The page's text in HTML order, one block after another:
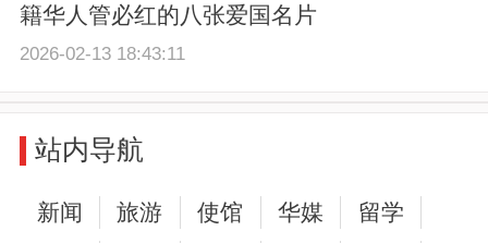
籍华人管必红的八张爱国名片
2026-02-13 18:43:11
站内导航
新闻 旅游 使馆 华媒
留学